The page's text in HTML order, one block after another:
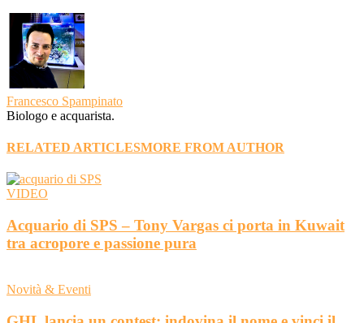
Francesco Spampinato
Biologo e acquarista.
RELATED ARTICLESMORE FROM AUTHOR
VIDEO
Acquario di SPS – Tony Vargas ci porta in Kuwait
tra acropore e passione pura
Novità & Eventi